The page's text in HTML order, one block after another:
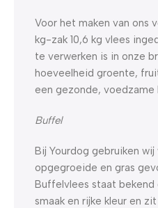
Voor het maken van ons
kg-zak 10,6 kg vlees
te verwerken is in onze
hoeveelheid groente,
een gezonde, voedzame
Buffel
Bij Yourdog gebruiken wij
opgegroeide en gras
Buffelvlees staat
smaak en rijke kleur en